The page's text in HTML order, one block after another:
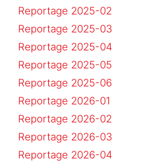
Reportage 2025-02
Reportage 2025-03
Reportage 2025-04
Reportage 2025-05
Reportage 2025-06
Reportage 2026-01
Reportage 2026-02
Reportage 2026-03
Reportage 2026-04